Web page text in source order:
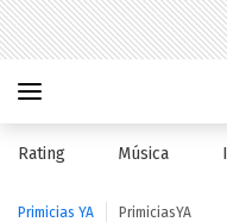
Rating Música
Primicias YA PrimiciasYA